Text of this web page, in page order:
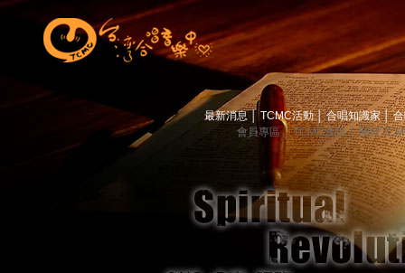
最新消息 TCMC活動│ 合唱知識家│
會員專區│ TCMC會訊│ 關於